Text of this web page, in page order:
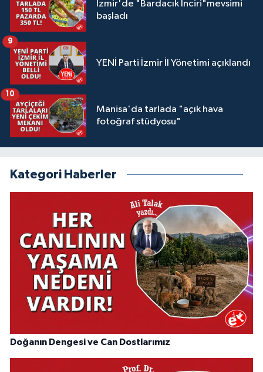
İzmir'de "Bardacık İnciri"mevsimi
başladı
YENİ Parti İzmir İl Yönetimi açıklandı
9
Manisa'da tarlada "açık hava
fotoğraf stüdyosu"
10
Kategori Haberler
Doğanın Dengesi ve Can Dostlarımız